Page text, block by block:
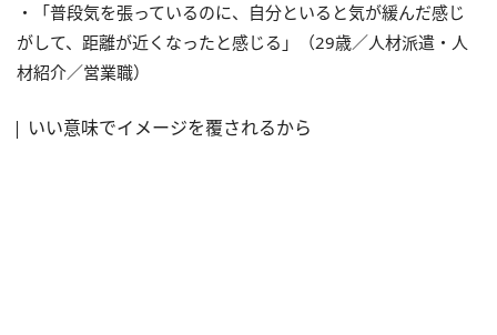
・「普段気を張っているのに、自分といると気が緩んだ感じ
がして、距離が近くなったと感じる」（29歳／人材派遣・人
材紹介／営業職）
いい意味でイメージを覆されるから